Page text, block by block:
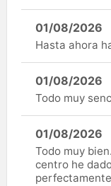
01/08/2026
Hasta ahora
01/08/2026
Todo muy
01/08/2026
Todo muy
centro he